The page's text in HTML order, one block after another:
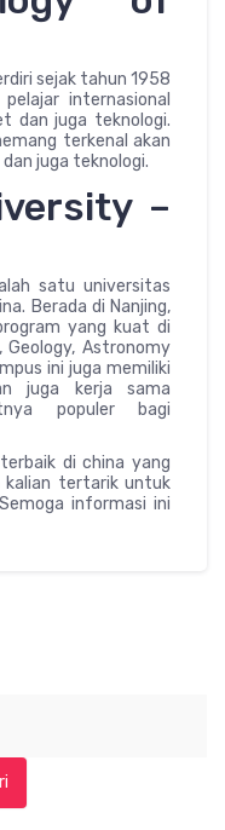
sejak tahun 1958
internasional
dan juga teknologi.
terkenal akan
juga teknologi.
–
satu universitas
Berada di Nanjing,
yang kuat di
Geology, Astronomy
ini juga memiliki
juga kerja sama
populer bagi
di china yang
kalian tertarik untuk
informasi ini